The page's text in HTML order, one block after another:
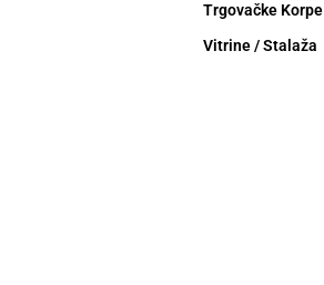
Trgovačke Korpe
Vitrine / Stalaža